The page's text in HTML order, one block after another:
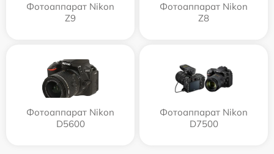
Фотоаппарат Nikon
Z9
Фотоаппарат Nikon
Z8
Фотоаппарат Nikon
D5600
Фотоаппарат Nikon
D7500